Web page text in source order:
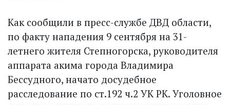
Как сообщили в пресс-службе ДВД области,
по факту нападения 9 сентября на 31-
летнего жителя Степногорска, руководителя
аппарата акима города Владимира
Бессудного, начато досудебное
расследование по ст.192 ч.2 УК РК. Уголовное